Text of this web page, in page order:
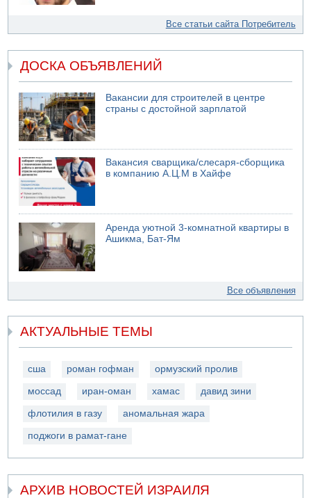
Все статьи сайта Потребитель
ДОСКА ОБЪЯВЛЕНИЙ
Вакансии для строителей в центре
страны с достойной зарплатой
Вакансия сварщика/слесаря-сборщика
в компанию А.Ц.М в Хайфе
Аренда уютной 3-комнатной квартиры в
Ашикма, Бат-Ям
Все объявления
АКТУАЛЬНЫЕ ТЕМЫ
сша роман гофман ормузский пролив
моссад иран-оман хамас давид зини
флотилия в газу аномальная жара
поджоги в рамат-гане
АРХИВ НОВОСТЕЙ ИЗРАИЛЯ